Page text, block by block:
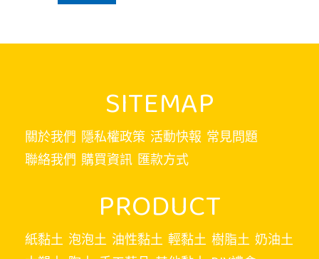
SITEMAP
關於我們 隱私權政策 活動快報 常見問題
聯絡我們 購買資訊 匯款方式
PRODUCT
紙黏土 泡泡土 油性黏土 輕黏土 樹脂土 奶油土